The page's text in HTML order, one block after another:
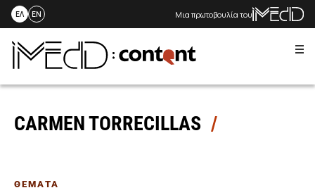
Skip
content
ΕΛ EN Μια πρωτοβουλία του
CARMEN TORRECILLAS
ΘΕΜΑΤΑ